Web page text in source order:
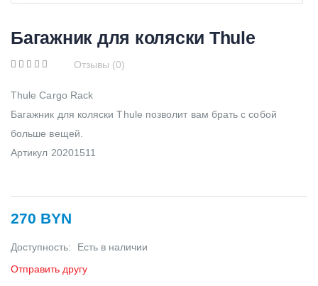
Багажник для коляски Thule
Отзывы (0)
Thule Cargo Rack
Багажник для коляски Thule позволит вам брать с собой
больше вещей.
Артикул 20201511
270 BYN
Доступность:
Есть в наличии
Отправить другу